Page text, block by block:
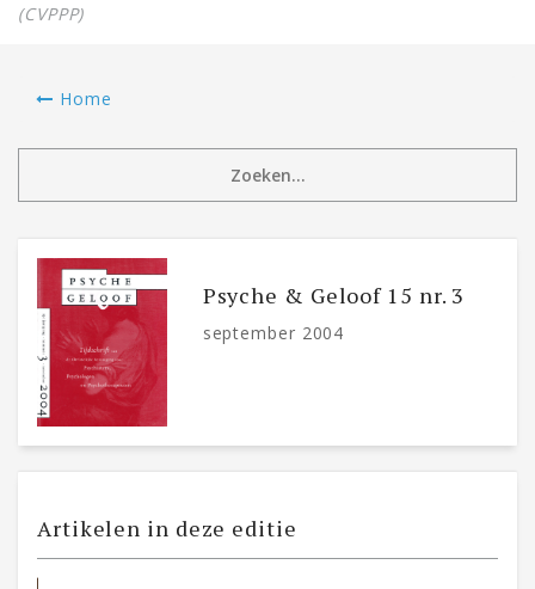
(CVPPP)
Home
Psyche & Geloof 15 nr. 3
september 2004
Artikelen in deze editie